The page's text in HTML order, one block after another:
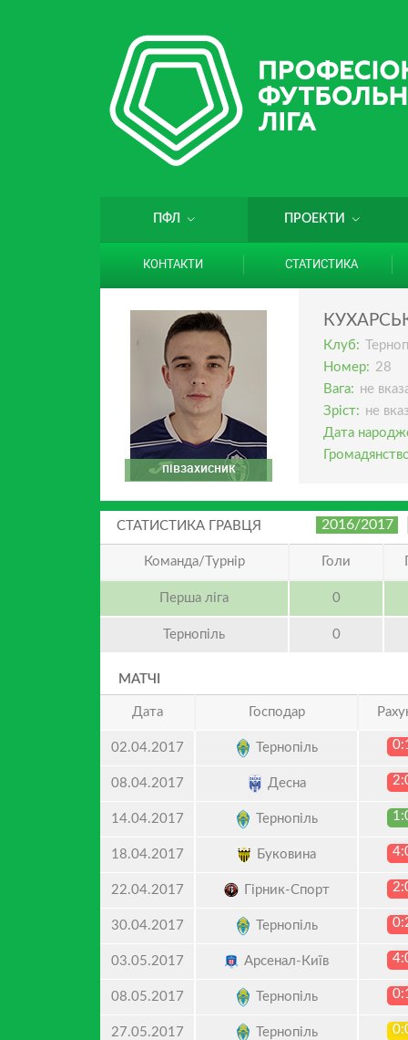
ПФЛ ПРОЕКТИ
КОНТАКТИ СТАТИСТИКА
півзахисник
Клуб:
Номер: 28
Вага: не
Зріст: не
Дата
СТАТИСТИКА ГРАВЦЯ 2016/2017
Команда/Турнір Голи
Перша ліга 0
Тернопіль 0
МАТЧІ
Дата Господар
02.04.2017 Тернопіль
08.04.2017 Десна
14.04.2017 Тернопіль
18.04.2017 Буковина
22.04.2017 Гірник-Спорт
30.04.2017 Тернопіль
03.05.2017 Арсенал-Київ
08.05.2017 Тернопіль
27.05.2017 Тернопіль